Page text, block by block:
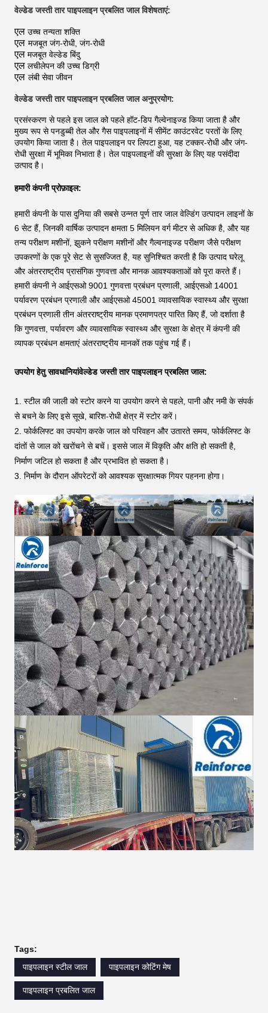
वेल्डेड जस्ती तार पाइपलाइन प्रबलित जाल विशेषताएं:
एल उच्च तन्यता शक्ति
एल मजबूत जंग-रोधी, जंग-रोधी
एल मजबूत वेल्डेड बिंदु
एल लचीलेपन की उच्च डिग्री
एल लंबी सेवा जीवन
वेल्डेड जस्ती तार पाइपलाइन प्रबलित जाल अनुप्रयोग:
प्रसंस्करण से पहले इस जाल को पहले हॉट-डिप गैल्वेनाइज्ड किया जाता है और
मुख्य रूप से पनडुब्बी तेल और गैस पाइपलाइनों में सीमेंट काउंटरवेट परतों के लिए
उपयोग किया जाता है। तेल पाइपलाइन पर लिपटा हुआ, यह टक्कर-रोधी और जंग-
रोधी सुरक्षा में भूमिका निभाता है। तेल पाइपलाइनों की सुरक्षा के लिए यह पसंदीदा
उत्पाद है।
हमारी कंपनी प्रोफ़ाइल:
हमारी कंपनी के पास दुनिया की सबसे उन्नत पूर्ण तार जाल वेल्डिंग उत्पादन लाइनों के
6 सेट हैं, जिनकी वार्षिक उत्पादन क्षमता 5 मिलियन वर्ग मीटर से अधिक है, और यह
तन्य परीक्षण मशीनों, झुकने परीक्षण मशीनों और गैल्वनाइज्ड परीक्षण जैसे परीक्षण
उपकरणों के एक पूरे सेट से सुसज्जित है, यह सुनिश्चित करती है कि उत्पाद घरेलू
और अंतरराष्ट्रीय प्रासंगिक गुणवत्ता और मानक आवश्यकताओं को पूरा करते हैं।
हमारी कंपनी ने आईएसओ 9001 गुणवत्ता प्रबंधन प्रणाली, आईएसओ 14001
पर्यावरण प्रबंधन प्रणाली और आईएसओ 45001 व्यावसायिक स्वास्थ्य और सुरक्षा
प्रबंधन प्रणाली तीन अंतरराष्ट्रीय मानक प्रमाणपत्र पारित किए हैं, जो दर्शाता है
कि गुणवत्ता, पर्यावरण और व्यावसायिक स्वास्थ्य और सुरक्षा के क्षेत्र में कंपनी की
व्यापक प्रबंधन क्षमताएं अंतरराष्ट्रीय मानकों तक पहुंच गई हैं।
उपयोग हेतु सावधानियांवेल्डेड जस्ती तार पाइपलाइन प्रबलित जाल:
1. स्टील की जाली को स्टोर करने या उपयोग करने से पहले, पानी और नमी के संपर्क
से बचने के लिए इसे सूखे, बारिश-रोधी क्षेत्र में स्टोर करें।
2. फोर्कलिफ्ट का उपयोग करके जाल को परिवहन और उतारते समय, फोर्कलिफ्ट के
दांतों से जाल को खरोंचने से बचें। इससे जाल में विकृति और क्षति हो सकती है,
निर्माण जटिल हो सकता है और प्रभावित हो सकता है।
3. निर्माण के दौरान ऑपरेटरों को आवश्यक सुरक्षात्मक गियर पहनना होगा।
Tags:
पाइपलाइन स्टील जाल
पाइपलाइन कोटिंग मेष
पाइपलाइन प्रबलित जाल